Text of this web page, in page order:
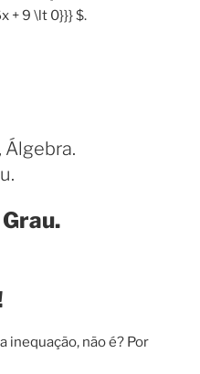
+ 9 \lt 0}}} $.
inequação, não é? Por